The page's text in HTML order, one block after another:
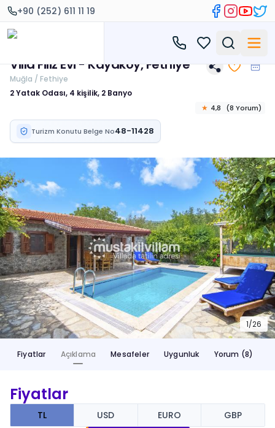
+90 (252) 611 11 19
Villa Filiz Evi - Kayaköy, Fethiye
Muğla / Fethiye
2 Yatak Odası, 4 kişilik, 2 Banyo
★ 4,8 (8 Yorum)
Turizm Konutu Belge No48-11428
1/26
Fiyatlar Açıklama Mesafeler Uygunluk Yorum (8)
Fiyatlar
TL USD EURO
GBP